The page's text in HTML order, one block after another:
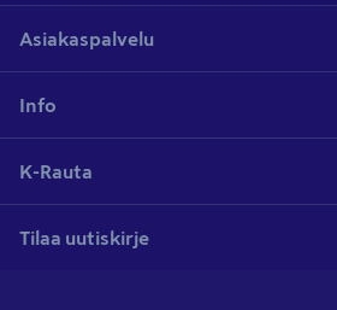
Asiakaspalvelu
Info
K-Rauta
Tilaa uutiskirje